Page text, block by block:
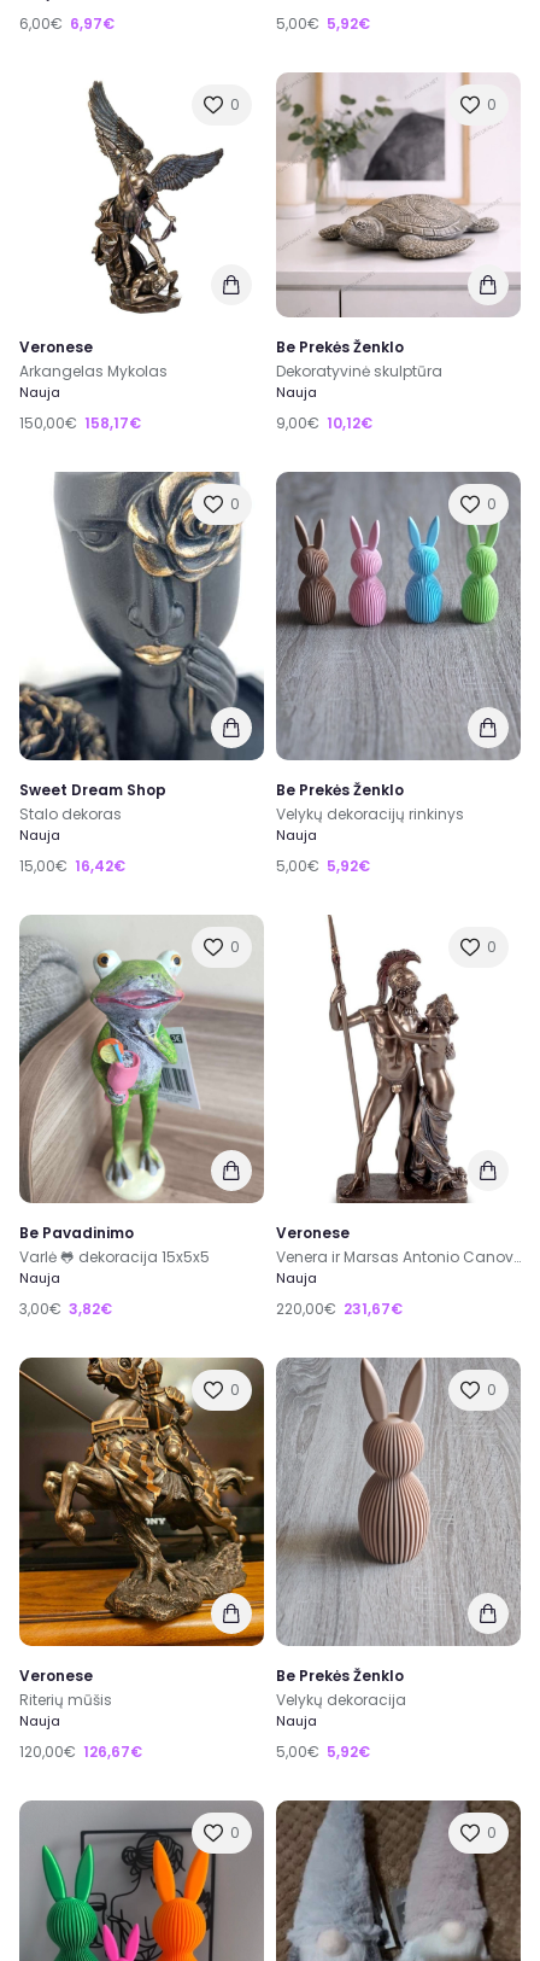
6,00€ 6,97€ 5,00€ 5,92€
0
Veronese
Arkangelas Mykolas
Nauja
150,00€ 158,17€
0
Be Prekės Ženklo
Dekoratyvinė skulptūra
Nauja
9,00€ 10,12€
0
Sweet Dream Shop
Stalo dekoras
Nauja
15,00€ 16,42€
0
Be Prekės Ženklo
Velykų dekoracijų rinkinys
Nauja
5,00€ 5,92€
0
Be Pavadinimo
Varlė 🐸 dekoracija 15x5x5
Nauja
3,00€ 3,82€
0
Veronese
Venera ir Marsas Antonio Canova skulpturos kopija
Nauja
220,00€ 231,67€
0
Veronese
Riterių mūšis
Nauja
120,00€ 126,67€
0
Be Prekės Ženklo
Velykų dekoracija
Nauja
5,00€ 5,92€
0 0